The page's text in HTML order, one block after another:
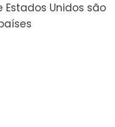
Estados Unidos são